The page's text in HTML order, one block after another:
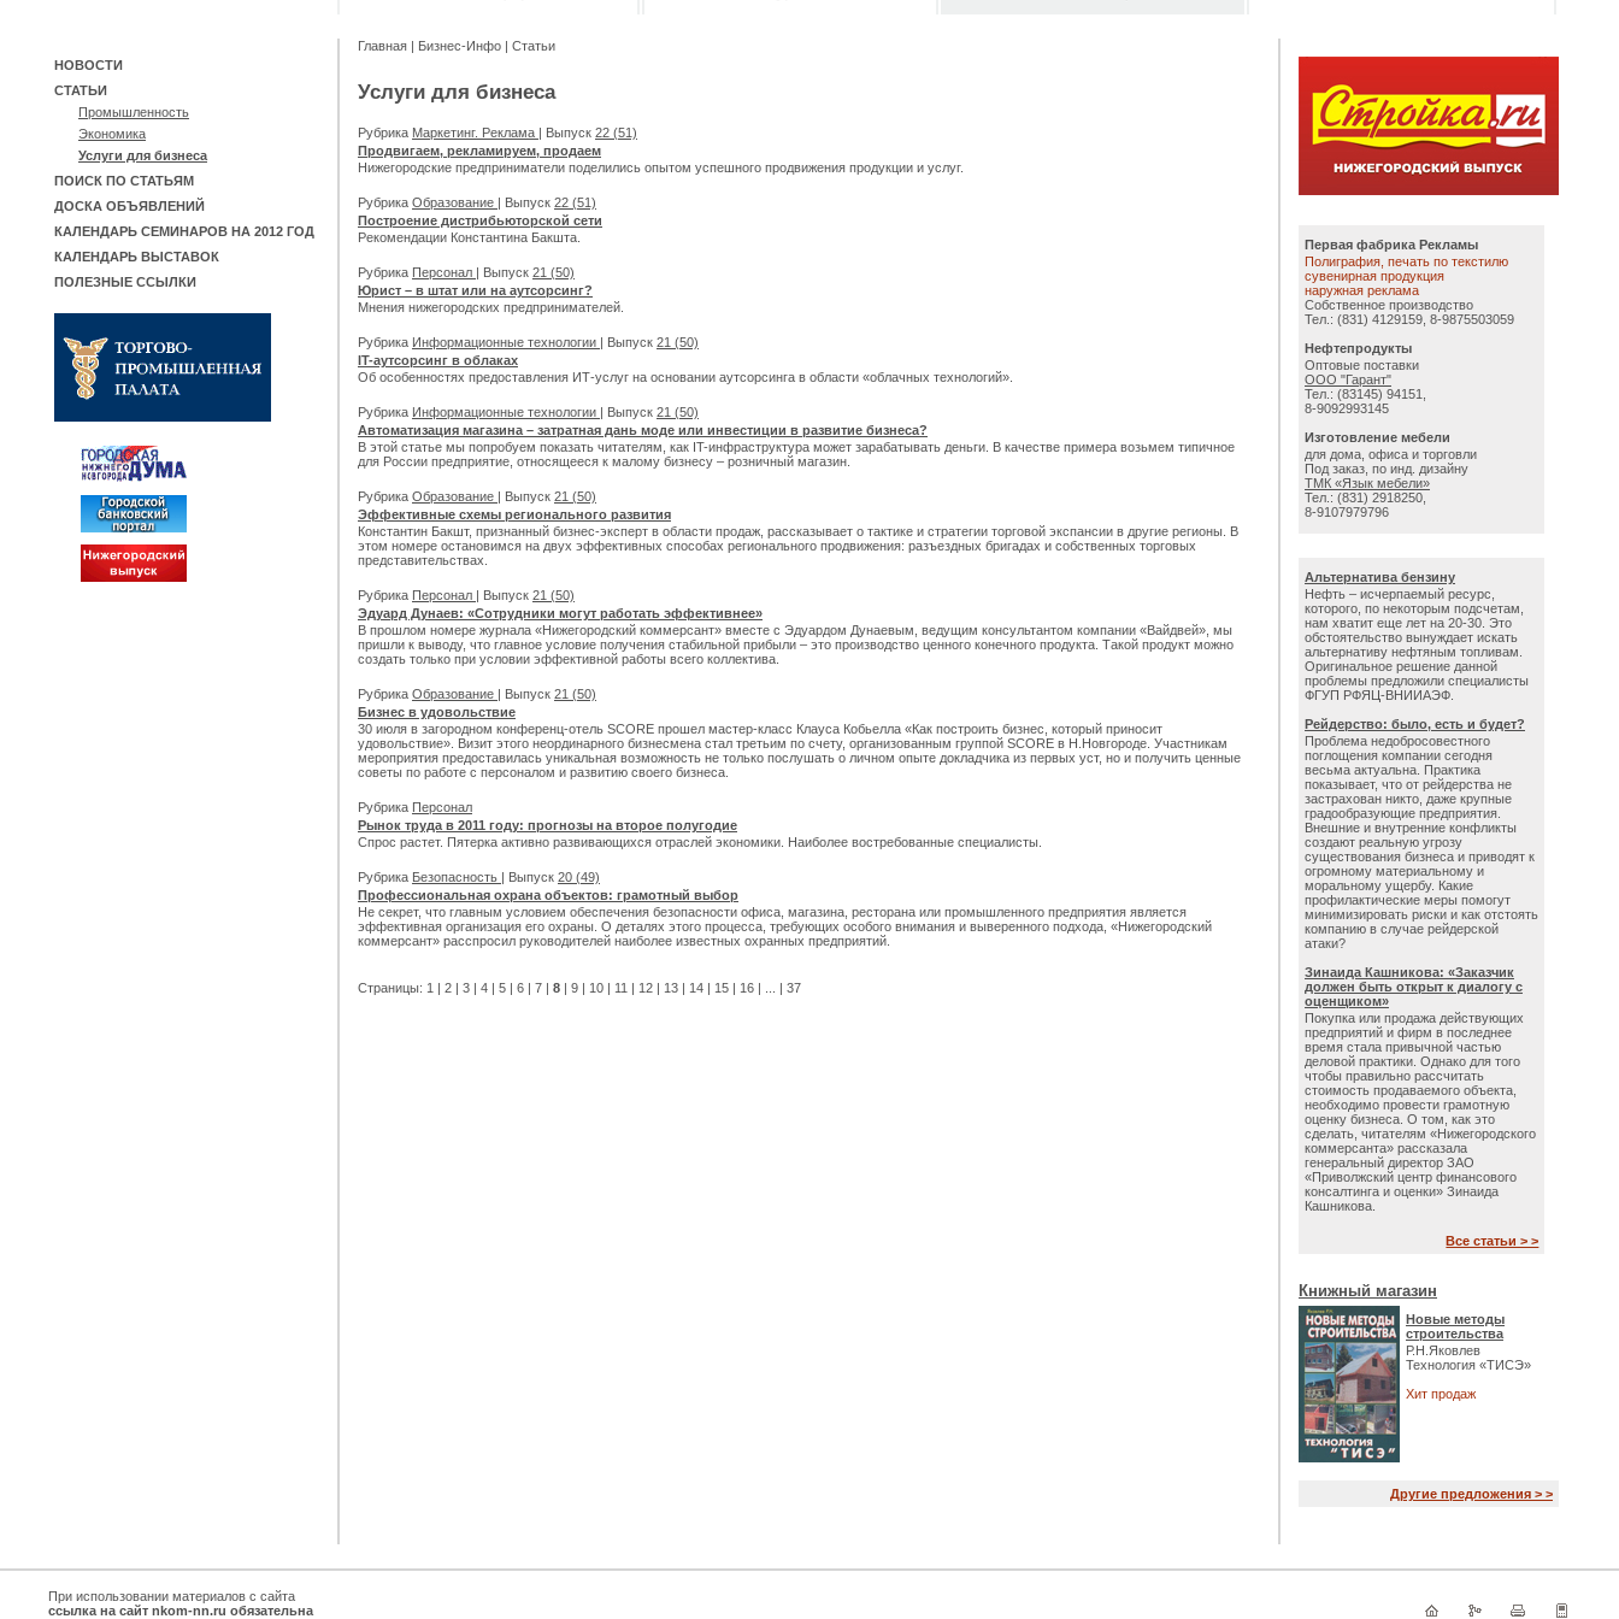
НОВОСТИ
СТАТЬИ
Промышленность
Экономика
Услуги для бизнеса
ПОИСК ПО СТАТЬЯМ
ДОСКА ОБЪЯВЛЕНИЙ
КАЛЕНДАРЬ СЕМИНАРОВ НА 2012 ГОД
КАЛЕНДАРЬ ВЫСТАВОК
ПОЛЕЗНЫЕ ССЫЛКИ
Главная | Бизнес-Инфо | Статьи
Услуги для бизнеса
Рубрика Маркетинг. Реклама | Выпуск 22 (51)
Продвигаем, рекламируем, продаем
Нижегородские предприниматели поделились опытом успешного продвижения продукции и услуг.
Рубрика Образование | Выпуск 22 (51)
Построение дистрибьюторской сети
Рекомендации Константина Бакшта.
Рубрика Персонал | Выпуск 21 (50)
Юрист – в штат или на аутсорсинг?
Мнения нижегородских предпринимателей.
Рубрика Информационные технологии | Выпуск 21 (50)
IT-аутсорсинг в облаках
Об особенностях предоставления ИТ-услуг на основании аутсорсинга в области «облачных технологий».
Рубрика Информационные технологии | Выпуск 21 (50)
Автоматизация магазина – затратная дань моде или инвестиции в развитие бизнеса?
В этой статье мы попробуем показать читателям, как IT-инфраструктура может зарабатывать деньги. В качестве примера возьмем типичное
для России предприятие, относящееся к малому бизнесу – розничный магазин.
Рубрика Образование | Выпуск 21 (50)
Эффективные схемы регионального развития
Константин Бакшт, признанный бизнес-эксперт в области продаж, рассказывает о тактике и стратегии торговой экспансии в другие регионы. В
этом номере остановимся на двух эффективных способах регионального продвижения: разъездных бригадах и собственных торговых
представительствах.
Рубрика Персонал | Выпуск 21 (50)
Эдуард Дунаев: «Сотрудники могут работать эффективнее»
В прошлом номере журнала «Нижегородский коммерсант» вместе с Эдуардом Дунаевым, ведущим консультантом компании «Вайдвей», мы
пришли к выводу, что главное условие получения стабильной прибыли – это производство ценного конечного продукта. Такой продукт можно
создать только при условии эффективной работы всего коллектива.
Рубрика Образование | Выпуск 21 (50)
Бизнес в удовольствие
30 июля в загородном конференц-отель SCORE прошел мастер-класс Клауса Кобьелла «Как построить бизнес, который приносит
удовольствие». Визит этого неординарного бизнесмена стал третьим по счету, организованным группой SCORE в Н.Новгороде. Участникам
мероприятия предоставилась уникальная возможность не только послушать о личном опыте докладчика из первых уст, но и получить ценные
советы по работе с персоналом и развитию своего бизнеса.
Рубрика Персонал
Рынок труда в 2011 году: прогнозы на второе полугодие
Спрос растет. Пятерка активно развивающихся отраслей экономики. Наиболее востребованные специалисты.
Рубрика Безопасность | Выпуск 20 (49)
Профессиональная охрана объектов: грамотный выбор
Не секрет, что главным условием обеспечения безопасности офиса, магазина, ресторана или промышленного предприятия является
эффективная организация его охраны. О деталях этого процесса, требующих особого внимания и выверенного подхода, «Нижегородский
коммерсант» расспросил руководителей наиболее известных охранных предприятий.
Страницы: 1 | 2 | 3 | 4 | 5 | 6 | 7 | 8 | 9 | 10 | 11 | 12 | 13 | 14 | 15 | 16 | | 37
Первая фабрика Рекламы
Полиграфия, печать по текстилю
сувенирная продукция
наружная реклама
Собственное производство
Тел.: (831) 4129159, 8-9875503059
Нефтепродукты
Оптовые поставки
ООО "Гарант"
Тел.: (83145) 94151,
8-9092993145
Изготовление мебели
для дома, офиса и торговли
Под заказ, по инд. дизайну
ТМК «Язык мебели»
Тел.: (831) 2918250,
8-9107979796
Альтернатива бензину
Нефть – исчерпаемый ресурс,
которого, по некоторым подсчетам,
нам хватит еще лет на 20-30. Это
обстоятельство вынуждает искать
альтернативу нефтяным топливам.
Оригинальное решение данной
проблемы предложили специалисты
ФГУП РФЯЦ-ВНИИАЭФ.
Рейдерство: было, есть и будет?
Проблема недобросовестного
поглощения компании сегодня
весьма актуальна. Практика
показывает, что от рейдерства не
застрахован никто, даже крупные
градообразующие предприятия.
Внешние и внутренние конфликты
создают реальную угрозу
существования бизнеса и приводят к
огромному материальному и
моральному ущербу. Какие
профилактические меры помогут
минимизировать риски и как отстоять
компанию в случае рейдерской
атаки?
Зинаида Кашникова: «Заказчик
должен быть открыт к диалогу с
оценщиком»
Покупка или продажа действующих
предприятий и фирм в последнее
время стала привычной частью
деловой практики. Однако для того
чтобы правильно рассчитать
стоимость продаваемого объекта,
необходимо провести грамотную
оценку бизнеса. О том, как это
сделать, читателям «Нижегородского
коммерсанта» рассказала
генеральный директор ЗАО
«Приволжский центр финансового
консалтинга и оценки» Зинаида
Кашникова.
Все статьи > >
Книжный магазин
Новые методы
строительства
Р.Н.Яковлев
Технология «ТИСЭ»
Хит продаж
Другие предложения > >
При использовании материалов с сайта
ссылка на сайт nkom-nn.ru обязательна